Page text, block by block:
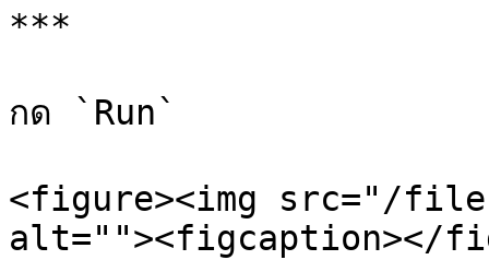
***
กด `Run`
<figure><img src="/files/
alt=""><figcaption></